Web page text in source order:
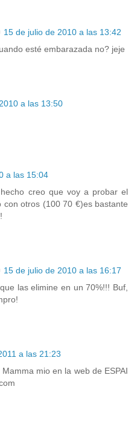
15 de julio de 2010 a las 13:42
esté embarazada no? jeje
a las 13:50
a las 15:04
creo que voy a probar el
con otros (100 70 €)es bastante
15 de julio de 2010 a las 16:17
las elimine en un 70%!!! Buf,
a las 21:23
mio en la web de ESPAI